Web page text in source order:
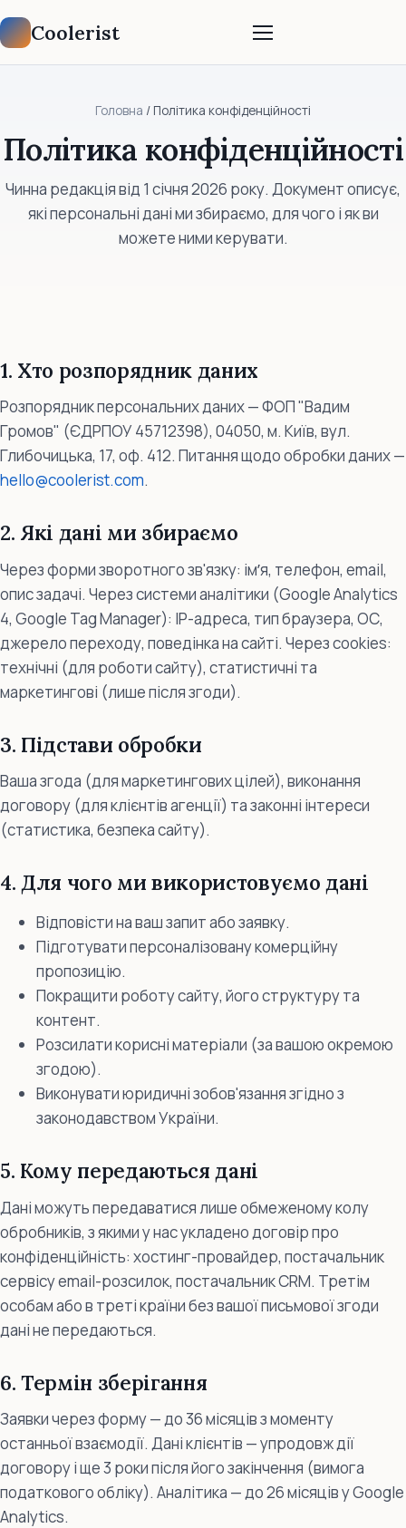
Coolerist
Головна / Політика конфіденційності
Політика конфіденційності
Чинна редакція від 1 січня 2026 року. Документ описує,
які персональні дані ми збираємо, для чого і як ви
можете ними керувати.
1. Хто розпорядник даних
Розпорядник персональних даних — ФОП "Вадим
Громов" (ЄДРПОУ 45712398), 04050, м. Київ, вул.
Глибочицька, 17, оф. 412. Питання щодо обробки даних —
hello@coolerist.com.
2. Які дані ми збираємо
Через форми зворотного зв'язку: імʼя, телефон, email,
опис задачі. Через системи аналітики (Google Analytics
4, Google Tag Manager): IP-адреса, тип браузера, ОС,
джерело переходу, поведінка на сайті. Через cookies:
технічні (для роботи сайту), статистичні та
маркетингові (лише після згоди).
3. Підстави обробки
Ваша згода (для маркетингових цілей), виконання
договору (для клієнтів агенції) та законні інтереси
(статистика, безпека сайту).
4. Для чого ми використовуємо дані
Відповісти на ваш запит або заявку.
Підготувати персоналізовану комерційну
пропозицію.
Покращити роботу сайту, його структуру та
контент.
Розсилати корисні матеріали (за вашою окремою
згодою).
Виконувати юридичні зобов'язання згідно з
законодавством України.
5. Кому передаються дані
Дані можуть передаватися лише обмеженому колу
обробників, з якими у нас укладено договір про
конфіденційність: хостинг-провайдер, постачальник
сервісу email-розсилок, постачальник CRM. Третім
особам або в треті країни без вашої письмової згоди
дані не передаються.
6. Термін зберігання
Заявки через форму — до 36 місяців з моменту
останньої взаємодії. Дані клієнтів — упродовж дії
договору і ще 3 роки після його закінчення (вимога
податкового обліку). Аналітика — до 26 місяців у Google
Analytics.